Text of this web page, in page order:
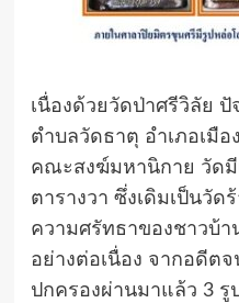
เนื่องด้วยวัดป่าศรีวิลัย
ตำบลวัดธาตุ อำเภอเมื
คณะสงฆ์มหานิกาย วัดมี
ตารางวา ซึ่งเดิมเป็นวั
ความศรัทธาของชาวบ้
อย่างต่อเนื่อง จากอดีต
ปกครองผ่านมาแล้ว 3 รู